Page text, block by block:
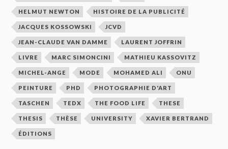
HELMUT NEWTON HISTOIRE DE LA PUBLICITÉ
JACQUES KOSSOWSKI JCVD
JEAN-CLAUDE VAN DAMME LAURENT JOFFRIN
LIVRE MARC SIMONCINI MATHIEU KASSOVITZ
MICHEL-ANGE MODE MOHAMED ALI ONU
PEINTURE PHD PHOTOGRAPHIE D'ART
TASCHEN TEDX THE FOOD LIFE THESE
THESIS THÈSE UNIVERSITY XAVIER BERTRAND
ÉDITIONS